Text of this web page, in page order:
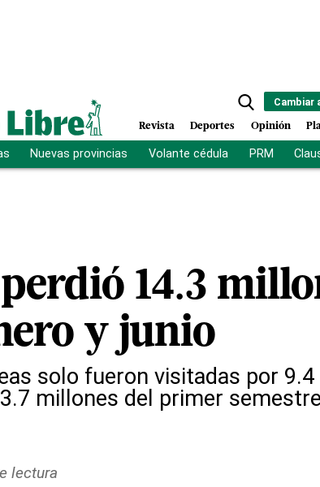
Cambiar
Revista Deportes Opinión
Nuevas provincias Volante cédula PRM
14.3
y junio
solo fueron visitadas por 9.4
millones del primer
lectura